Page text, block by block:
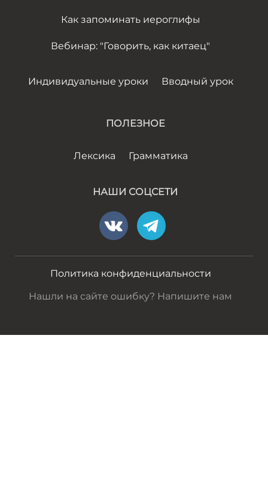
Как запоминать иероглифы
Вебинар: "Говорить, как китаец"
Индивидуальные уроки Вводный урок
ПОЛЕЗНОЕ
Лексика Грамматика
НАШИ СОЦСЕТИ
Политика конфиденциальности
Нашли на сайте ошибку? Напишите нам